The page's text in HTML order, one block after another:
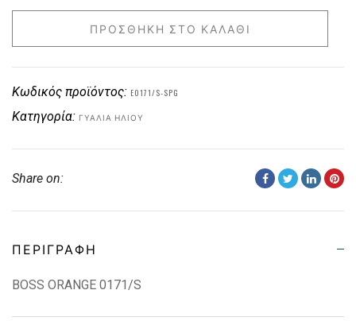
ΠΡΟΣΘΉΚΗ ΣΤΟ ΚΑΛΆΘΙ
Κωδικός προϊόντος: E0171/S-SPG
Κατηγορία: ΓΥΑΛΙΆ ΗΛΊΟΥ
Share on:
ΠΕΡΙΓΡΑΦΉ
BOSS ORANGE 0171/S